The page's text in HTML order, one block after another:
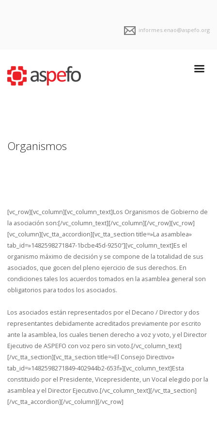
informes.enao@aspefo.org
Organismos
[vc_row][vc_column][vc_column_text]Los Organismos de Gobierno de
la asociación son:[/vc_column_text][/vc_column][/vc_row][vc_row]
[vc_column][vc_tta_accordion][vc_tta_section title=»La asamblea»
tab_id=»1482598271847-1bcbe45d-9250″][vc_column_text]Es el
organismo máximo de decisión y se compone de la totalidad de sus
asociados, que gocen del pleno ejercicio de sus derechos. En
condiciones tales los acuerdos tomados en la asamblea general son
obligatorios para todos los asociados.
Los asociados están representados por el Decano / Director y dos
representantes debidamente acreditados previamente por escrito
ante la asamblea, los cuales tienen derecho a voz y voto, y el Director
Ejecutivo de ASPEFO con voz pero sin voto.[/vc_column_text]
[/vc_tta_section][vc_tta_section title=»El Consejo Directivo»
tab_id=»1482598271849-402944b2-653f»][vc_column_text]Esta
constituido por el Presidente, Vicepresidente, un Vocal elegido por la
asamblea y el Director Ejecutivo.[/vc_column_text][/vc_tta_section]
[/vc_tta_accordion][/vc_column][/vc_row]